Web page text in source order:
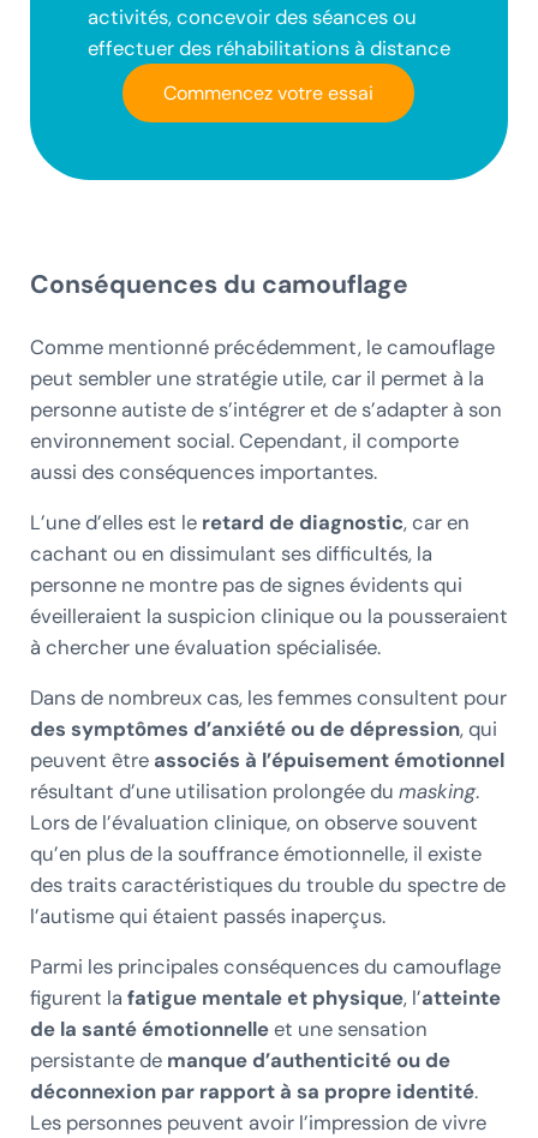
activités, concevoir des séances ou
effectuer des réhabilitations à distance
Commencez votre essai
Conséquences du camouflage
Comme mentionné précédemment, le camouflage
peut sembler une stratégie utile, car il permet à la
personne autiste de s’intégrer et de s’adapter à son
environnement social. Cependant, il comporte
aussi des conséquences importantes.
L’une d’elles est le retard de diagnostic, car en
cachant ou en dissimulant ses difficultés, la
personne ne montre pas de signes évidents qui
éveilleraient la suspicion clinique ou la pousseraient
à chercher une évaluation spécialisée.
Dans de nombreux cas, les femmes consultent pour
des symptômes d’anxiété ou de dépression, qui
peuvent être associés à l’épuisement émotionnel
résultant d’une utilisation prolongée du masking.
Lors de l’évaluation clinique, on observe souvent
qu’en plus de la souffrance émotionnelle, il existe
des traits caractéristiques du trouble du spectre de
l’autisme qui étaient passés inaperçus.
Parmi les principales conséquences du camouflage
figurent la fatigue mentale et physique, l’atteinte
de la santé émotionnelleet une sensation
persistante de manque d’authenticité ou de
déconnexion par rapport à sa propre identité.
Les personnes peuvent avoir l’impression de vivre